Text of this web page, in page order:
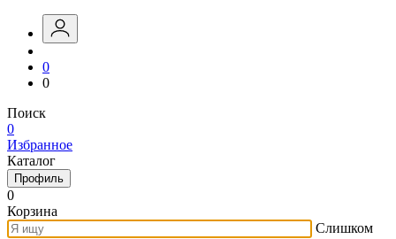
0
0
Поиск
0
Избранное
Каталог
Профиль
0
Корзина
Слишком